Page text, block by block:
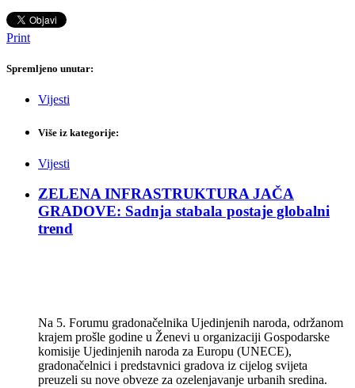
Print
Spremljeno unutar:
Vijesti
Više iz kategorije:
Vijesti
ZELENA INFRASTRUKTURA JAČA
GRADOVE: Sadnja stabala postaje globalni
trend
Na 5. Forumu gradonačelnika Ujedinjenih naroda, održanom
krajem prošle godine u Ženevi u organizaciji Gospodarske
komisije Ujedinjenih naroda za Europu (UNECE),
gradonačelnici i predstavnici gradova iz cijelog svijeta
preuzeli su nove obveze za ozelenjavanje urbanih sredina.